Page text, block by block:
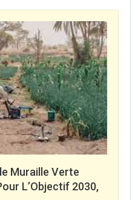
Muraille Verte
L’Objectif 2030,